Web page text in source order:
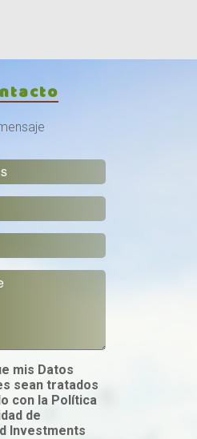
mis Datos
sean tratados
con la Política
de
Investments